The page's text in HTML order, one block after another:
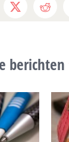
X
berichten